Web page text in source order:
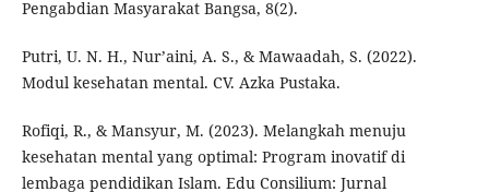
Pengabdian Masyarakat Bangsa, 8(2).
Putri, U. N. H., Nur’aini, A. S., & Mawaadah, S. (2022).
Modul kesehatan mental. CV. Azka Pustaka.
Rofiqi, R., & Mansyur, M. (2023). Melangkah menuju
kesehatan mental yang optimal: Program inovatif di
lembaga pendidikan Islam. Edu Consilium: Jurnal